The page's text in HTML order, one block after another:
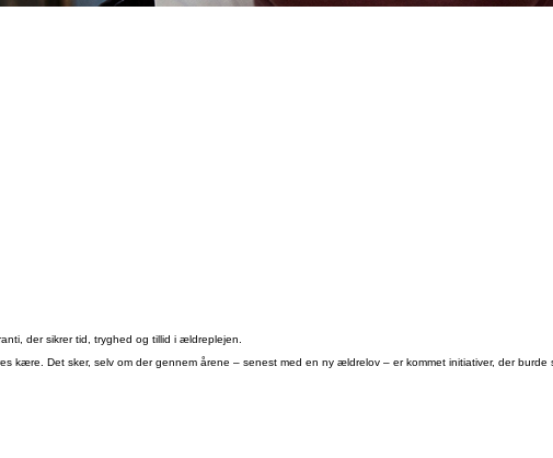
der sikrer tid, tryghed og tillid i ældreplejen.
Det sker, selv om der gennem årene – senest med en ny ældrelov – er kommet initiativer, der